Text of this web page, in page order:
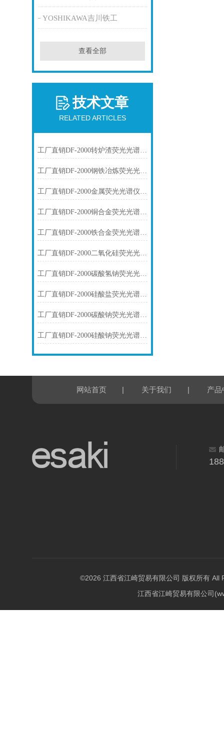
YOSHIKAWA吉川铁工
查看全部
技术文章
RELATED ARTICLES
工厂直销DF-2000转炉渣荧光光谱仪技术参数
工厂直销DF-2000钢铁冶炼荧光光谱仪技术参数
工厂直销DF-2000金属荧光光谱仪技术参数
工厂直销DF-2000铜合金荧光光谱仪技术参数
工厂直销DF-2000铁合金荧光光谱仪技术参数
工厂直销DF-2000二氧化硅荧光光谱仪技术参数
工厂直销DF-2000碳酸氢钠荧光光谱仪技术参数
工厂直销DF-2000硅酸盐荧光光谱仪技术参数
工厂直销DF-2000碳酸钠荧光光谱仪技术参数
工厂直销DF-2000硅酸钠荧光光谱仪技术参数
网站首页 | 关于我们 | 产品
©2026 江西省江崎贸易有限公司 版权所有 All
江西省江崎贸易有限公司